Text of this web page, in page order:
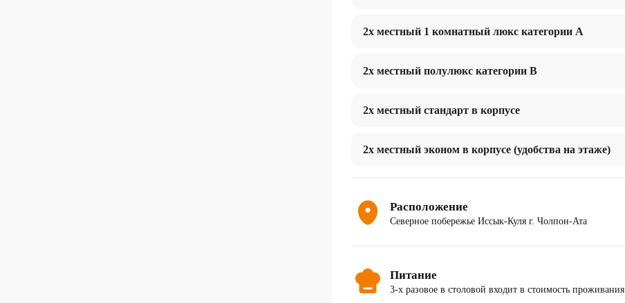
2х местный 1 комнатный люкс категории А
2х местный полулюкс категории В
2х местный стандарт в корпусе
2х местный эконом в корпусе (удобства на этаже)
Расположение
Северное побережье Иссык-Куля г. Чолпон-Ата
Питание
3-х разовое в столовой входит в стоимость проживания